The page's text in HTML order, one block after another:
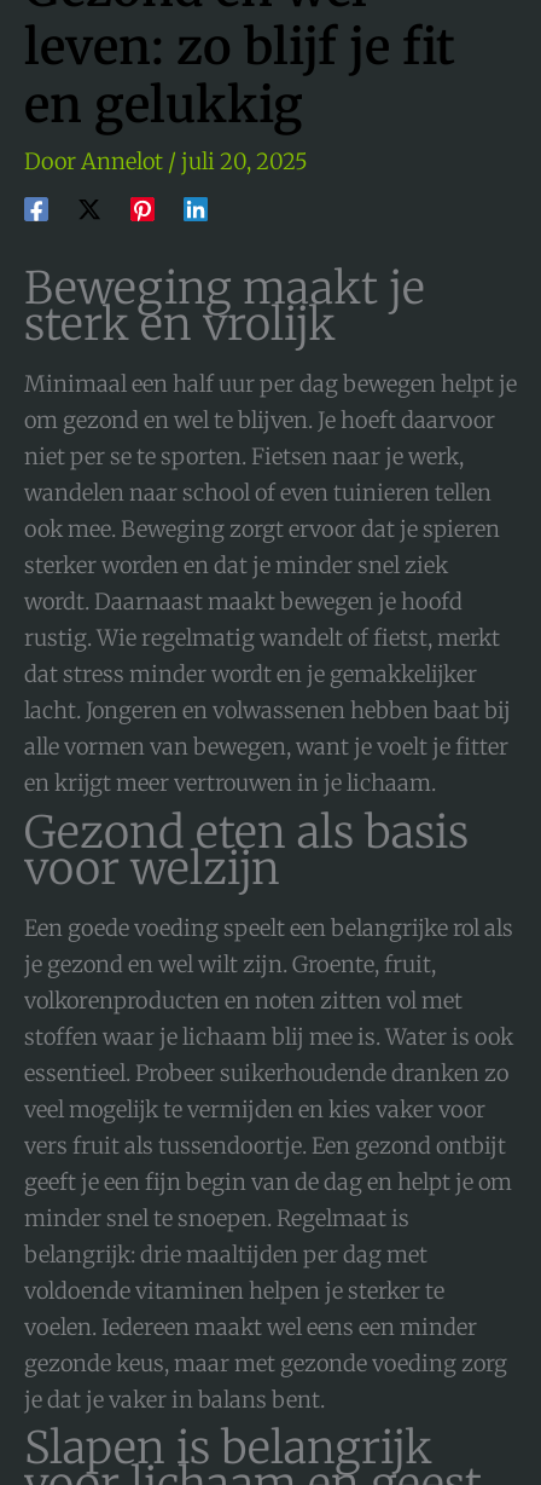
leven: zo blijf je fit
en gelukkig
DoorAnnelot / juli 20, 2025
Beweging maakt je
sterk en vrolijk
Minimaal een half uur per dag bewegen helpt je
om gezond en wel te blijven. Je hoeft daarvoor
niet per se te sporten. Fietsen naar je werk,
wandelen naar school of even tuinieren tellen
ook mee. Beweging zorgt ervoor dat je spieren
sterker worden en dat je minder snel ziek
wordt. Daarnaast maakt bewegen je hoofd
rustig. Wie regelmatig wandelt of fietst, merkt
dat stress minder wordt en je gemakkelijker
lacht. Jongeren en volwassenen hebben baat bij
alle vormen van bewegen, want je voelt je fitter
en krijgt meer vertrouwen in je lichaam.
Gezond eten als basis
voor welzijn
Een goede voeding speelt een belangrijke rol als
je gezond en wel wilt zijn. Groente, fruit,
volkorenproducten en noten zitten vol met
stoffen waar je lichaam blij mee is. Water is ook
essentieel. Probeer suikerhoudende dranken zo
veel mogelijk te vermijden en kies vaker voor
vers fruit als tussendoortje. Een gezond ontbijt
geeft je een fijn begin van de dag en helpt je om
minder snel te snoepen. Regelmaat is
belangrijk: drie maaltijden per dag met
voldoende vitaminen helpen je sterker te
voelen. Iedereen maakt wel eens een minder
gezonde keus, maar met gezonde voeding zorg
je dat je vaker in balans bent.
Slapen is belangrijk